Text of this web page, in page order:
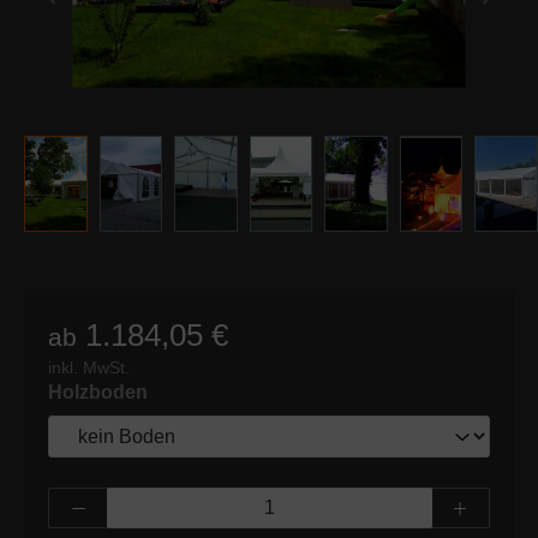
ab 1.184,05 €
inkl. MwSt.
Holzboden
Produkt Anzahl: Gib den gewünschten